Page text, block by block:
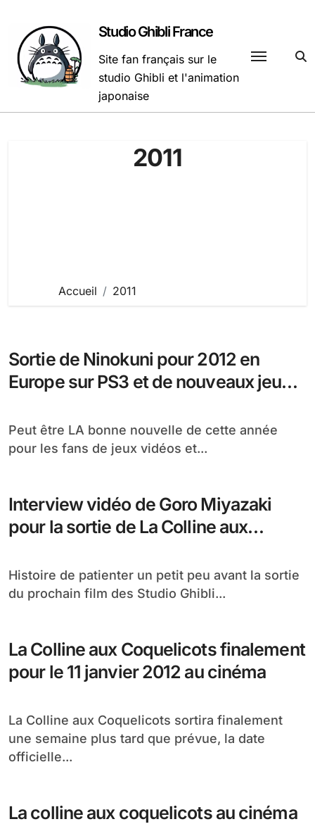
contenu
Studio Ghibli France
Site fan français sur le
studio Ghibli et l'animation
japonaise
2011
Accueil 2011
Sortie de Ninokuni pour 2012 en
Europe sur PS3 et de nouveaux jeux
Peut être LA bonne nouvelle de cette année
pour les fans de jeux vidéos et...
Interview vidéo de Goro Miyazaki
pour la sortie de La Colline aux
Histoire de patienter un petit peu avant la sortie
du prochain film des Studio Ghibli...
La Colline aux Coquelicots finalement
pour le 11 janvier 2012 au cinéma
La Colline aux Coquelicots sortira finalement
une semaine plus tard que prévue, la date
officielle...
La colline aux coquelicots au cinéma